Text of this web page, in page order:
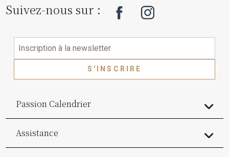
Suivez-nous sur :
S'INSCRIRE
Passion Calendrier
Assistance